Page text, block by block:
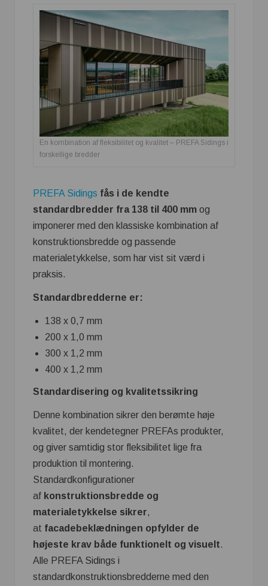
En kombination af fleksibilitet og kvalitet – PREFA Sidings i
forskellige bredder
PREFA Sidings fås i de kendte
standardbredder fra 138 til 400 mm og
imponerer med den klassiske kombination af
konstruktionsbredde og passende
materialetykkelse, som har vist sit værd i
praksis.
Standardbredderne er:
138 x 0,7 mm
200 x 1,0 mm
300 x 1,2 mm
400 x 1,2 mm
Standardisering og kvalitetssikring
Denne kombination sikrer den berømte høje
kvalitet, der kendetegner PREFAs produkter,
og giver samtidig stor fleksibilitet lige fra
produktion til montering.
Standardkonfigurationer
af konstruktionsbredde og
materialetykkelse sikrer,
at facadebeklædningen opfylder de
højeste krav både funktionelt og visuelt.
Alle PREFA Sidings i
standardkonstruktionsbredderne med den